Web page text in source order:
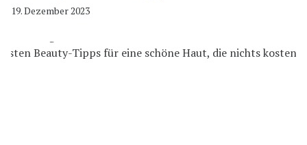
19. Dezember 2023